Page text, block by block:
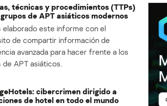
técnicas y procedimientos (TTPs)
de APT asiáticos modernos
elaborado este informe con el
de compartir información de
avanzada para hacer frente a los
de APT asiáticos.
cibercrimen dirigido a
de hotel en todo el mundo